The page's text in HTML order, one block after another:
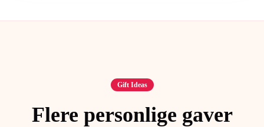
Gift Ideas
Flere personlige gaver